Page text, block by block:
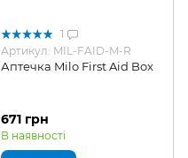
1
Артикул: MIL-FAID-M-R
Аптечка Milo First Aid Box
671 грн
В наявності